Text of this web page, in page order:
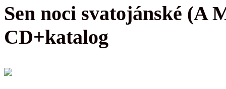
Sen noci svatojánské (A
CD+katalog